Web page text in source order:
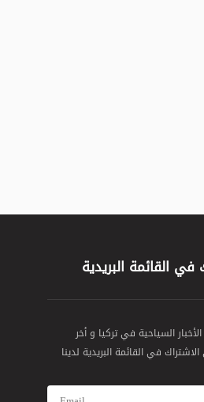
القائمة البريدية
السياحية في تركيا و أخر
في القائمة البريدية لدينا